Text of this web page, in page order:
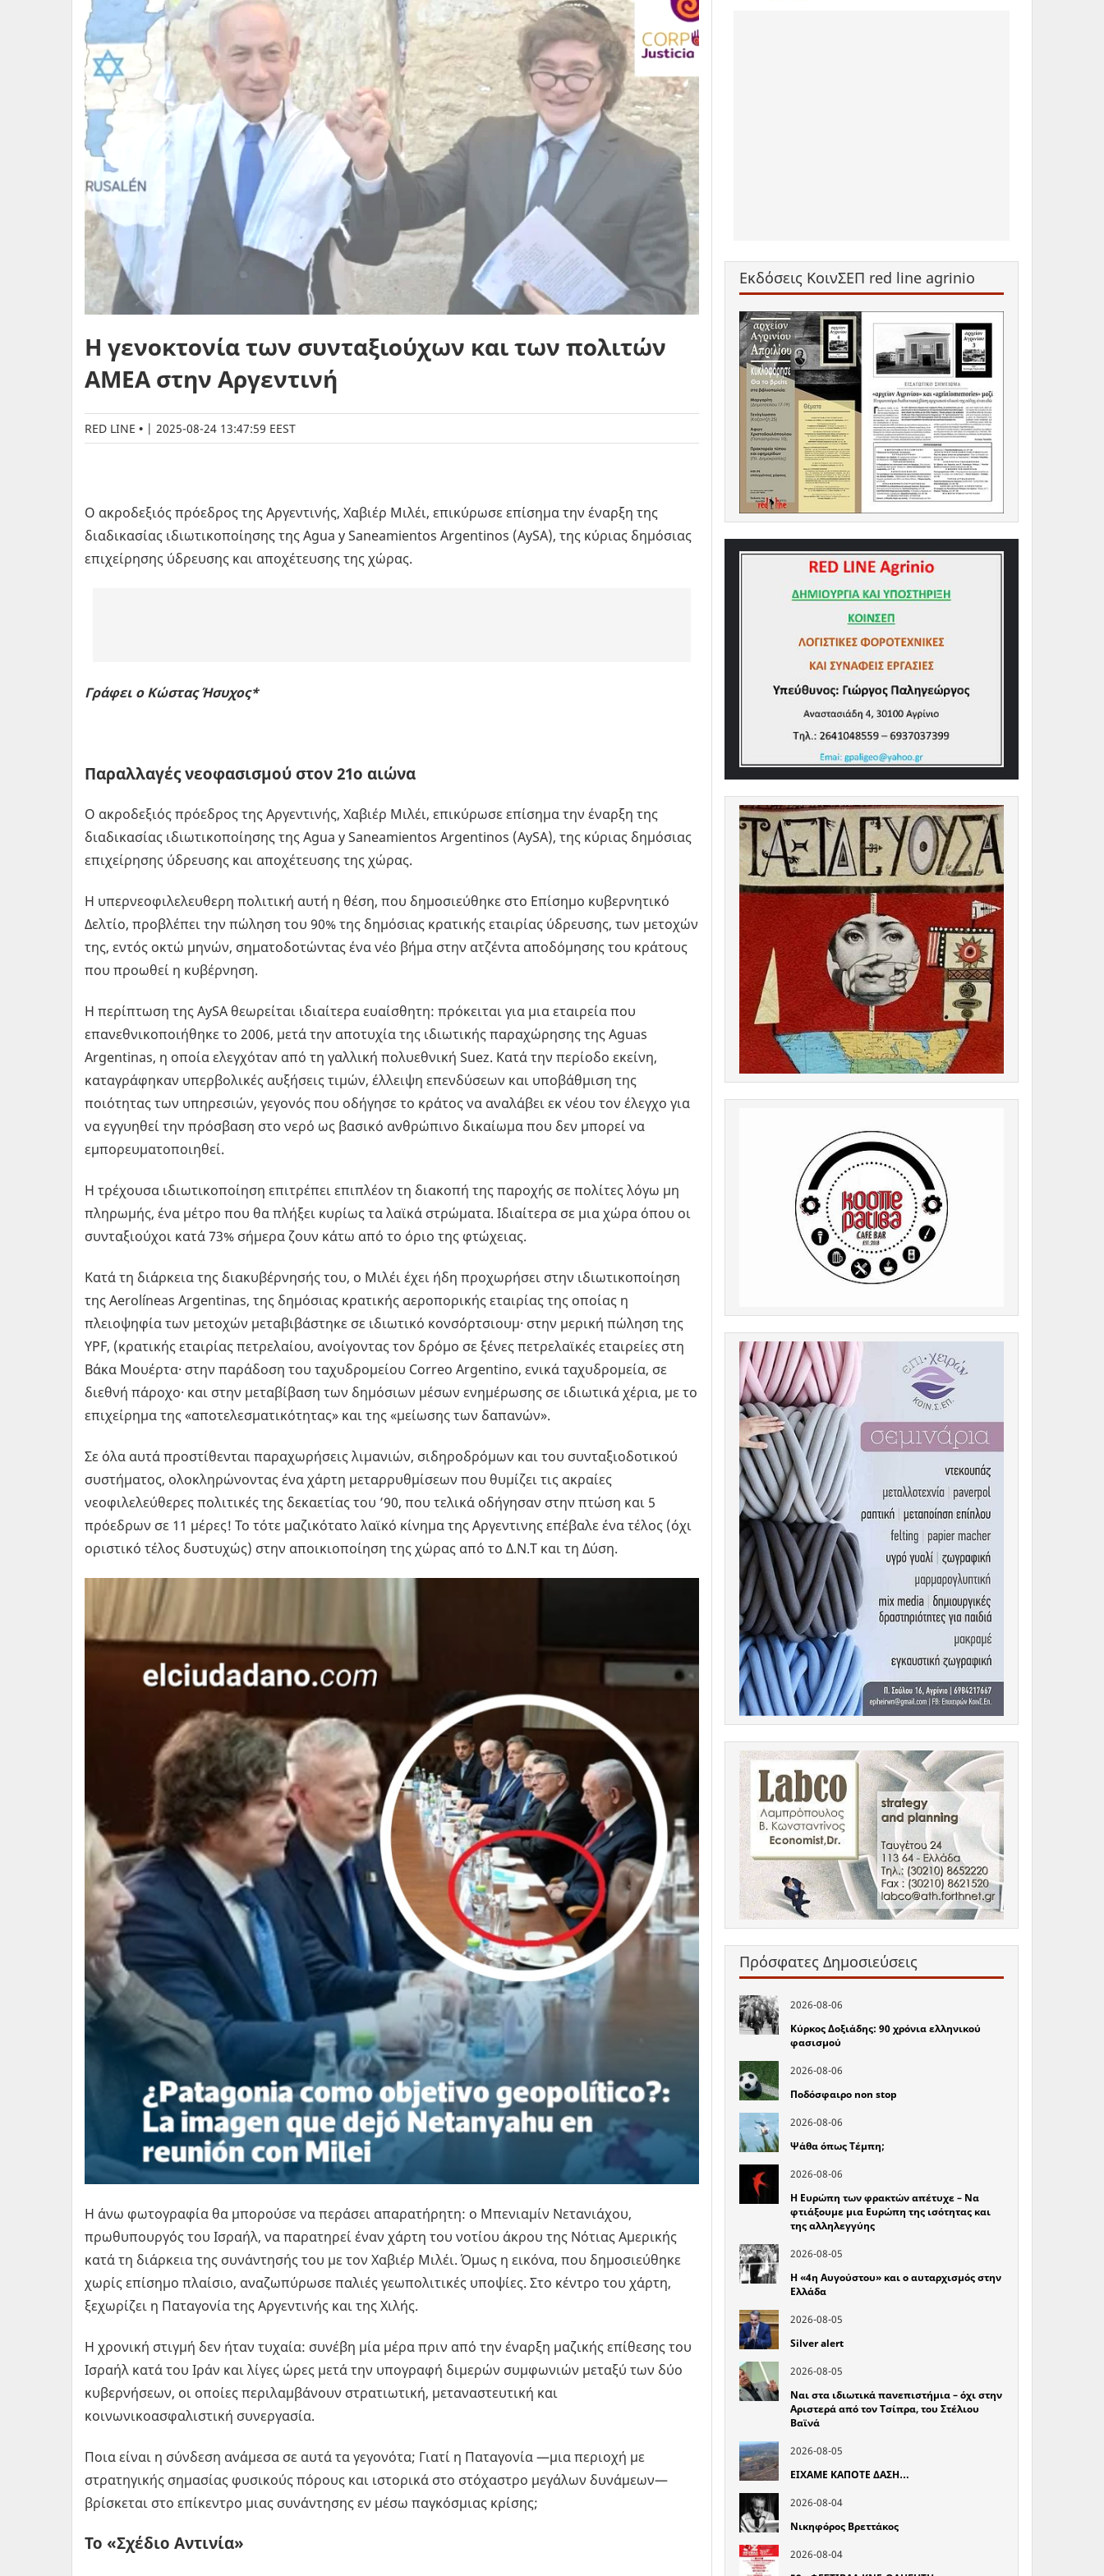
Η γενοκτονία των συνταξιούχων και των πολιτών
ΑΜΕΑ στην Αργεντινή
RED LINE | 2025-08-24 13:47:59 EEST
Ο ακροδεξιός πρόεδρος της Αργεντινής, Χαβιέρ Μιλέι, επικύρωσε επίσημα την έναρξη της
διαδικασίας ιδιωτικοποίησης της Agua y Saneamientos Argentinos (AySA), της κύριας δημόσιας
επιχείρησης ύδρευσης και αποχέτευσης της χώρας.
Γράφει ο Κώστας Ήσυχος*
Παραλλαγές νεοφασισμού στον 21ο αιώνα
Ο ακροδεξιός πρόεδρος της Αργεντινής, Χαβιέρ Μιλέι, επικύρωσε επίσημα την έναρξη της
διαδικασίας ιδιωτικοποίησης της Agua y Saneamientos Argentinos (AySA), της κύριας δημόσιας
επιχείρησης ύδρευσης και αποχέτευσης της χώρας.
Η υπερνεοφιλελευθερη πολιτική αυτή η θέση, που δημοσιεύθηκε στο Επίσημο κυβερνητικό
Δελτίο, προβλέπει την πώληση του 90% της δημόσιας κρατικής εταιρίας ύδρευσης, των μετοχών
της, εντός οκτώ μηνών, σηματοδοτώντας ένα νέο βήμα στην ατζέντα αποδόμησης του κράτους
που προωθεί η κυβέρνηση.
Η περίπτωση της AySA θεωρείται ιδιαίτερα ευαίσθητη: πρόκειται για μια εταιρεία που
επανεθνικοποιήθηκε το 2006, μετά την αποτυχία της ιδιωτικής παραχώρησης της Aguas
Argentinas, η οποία ελεγχόταν από τη γαλλική πολυεθνική Suez. Κατά την περίοδο εκείνη,
καταγράφηκαν υπερβολικές αυξήσεις τιμών, έλλειψη επενδύσεων και υποβάθμιση της
ποιότητας των υπηρεσιών, γεγονός που οδήγησε το κράτος να αναλάβει εκ νέου τον έλεγχο για
να εγγυηθεί την πρόσβαση στο νερό ως βασικό ανθρώπινο δικαίωμα που δεν μπορεί να
εμπορευματοποιηθεί.
Η τρέχουσα ιδιωτικοποίηση επιτρέπει επιπλέον τη διακοπή της παροχής σε πολίτες λόγω μη
πληρωμής, ένα μέτρο που θα πλήξει κυρίως τα λαϊκά στρώματα. Ιδιαίτερα σε μια χώρα όπου οι
συνταξιούχοι κατά 73% σήμερα ζουν κάτω από το όριο της φτώχειας.
Κατά τη διάρκεια της διακυβέρνησής του, ο Μιλέι έχει ήδη προχωρήσει στην ιδιωτικοποίηση
της Aerolíneas Argentinas, της δημόσιας κρατικής αεροπορικής εταιρίας της οποίας η
πλειοψηφία των μετοχών μεταβιβάστηκε σε ιδιωτικό κονσόρτσιουμ· στην μερική πώληση της
YPF, (κρατικής εταιρίας πετρελαίου, ανοίγοντας τον δρόμο σε ξένες πετρελαϊκές εταιρείες στη
Βάκα Μουέρτα· στην παράδοση του ταχυδρομείου Correo Argentino, ενικά ταχυδρομεία, σε
διεθνή πάροχο· και στην μεταβίβαση των δημόσιων μέσων ενημέρωσης σε ιδιωτικά χέρια, με το
επιχείρημα της «αποτελεσματικότητας» και της «μείωσης των δαπανών».
Σε όλα αυτά προστίθενται παραχωρήσεις λιμανιών, σιδηροδρόμων και του συνταξιοδοτικού
συστήματος, ολοκληρώνοντας ένα χάρτη μεταρρυθμίσεων που θυμίζει τις ακραίες
νεοφιλελεύθερες πολιτικές της δεκαετίας του ’90, που τελικά οδήγησαν στην πτώση και 5
πρόεδρων σε 11 μέρες! Το τότε μαζικότατο λαϊκό κίνημα της Αργεντινης επέβαλε ένα τέλος (όχι
οριστικό τέλος δυστυχώς) στην αποικιοποίηση της χώρας από το Δ.Ν.Τ και τη Δύση.
Η άνω φωτογραφία θα μπορούσε να περάσει απαρατήρητη: ο Μπενιαμίν Νετανιάχου,
πρωθυπουργός του Ισραήλ, να παρατηρεί έναν χάρτη του νοτίου άκρου της Νότιας Αμερικής
κατά τη διάρκεια της συνάντησής του με τον Χαβιέρ Μιλέι. Όμως η εικόνα, που δημοσιεύθηκε
χωρίς επίσημο πλαίσιο, αναζωπύρωσε παλιές γεωπολιτικές υποψίες. Στο κέντρο του χάρτη,
ξεχωρίζει η Παταγονία της Αργεντινής και της Χιλής.
Η χρονική στιγμή δεν ήταν τυχαία: συνέβη μία μέρα πριν από την έναρξη μαζικής επίθεσης του
Ισραήλ κατά του Ιράν και λίγες ώρες μετά την υπογραφή διμερών συμφωνιών μεταξύ των δύο
κυβερνήσεων, οι οποίες περιλαμβάνουν στρατιωτική, μεταναστευτική και
κοινωνικοασφαλιστική συνεργασία.
Ποια είναι η σύνδεση ανάμεσα σε αυτά τα γεγονότα; Γιατί η Παταγονία —μια περιοχή με
στρατηγικής σημασίας φυσικούς πόρους και ιστορικά στο στόχαστρο μεγάλων δυνάμεων—
βρίσκεται στο επίκεντρο μιας συνάντησης εν μέσω παγκόσμιας κρίσης;
Το «Σχέδιο Αντινία»
Εκδόσεις ΚοινΣΕΠ red line agrinio
Πρόσφατες Δημοσιεύσεις
2026-08-06
Κύρκος Δοξιάδης: 90 χρόνια ελληνικού
φασισμού
2026-08-06
Ποδόσφαιρο non stop
2026-08-06
Ψάθα όπως Τέμπη;
2026-08-06
Η Ευρώπη των φρακτών απέτυχε – Να
φτιάξουμε μια Ευρώπη της ισότητας και
της αλληλεγγύης
2026-08-05
Η «4η Αυγούστου» και ο αυταρχισμός στην
Ελλάδα
2026-08-05
Silver alert
2026-08-05
Ναι στα ιδιωτικά πανεπιστήμια – όχι στην
Αριστερά από τον Τσίπρα, του Στέλιου
Βαϊνά
2026-08-05
ΕΙΧΑΜΕ ΚΑΠΟΤΕ ΔΑΣΗ…
2026-08-04
Νικηφόρος Βρεττάκος
2026-08-04